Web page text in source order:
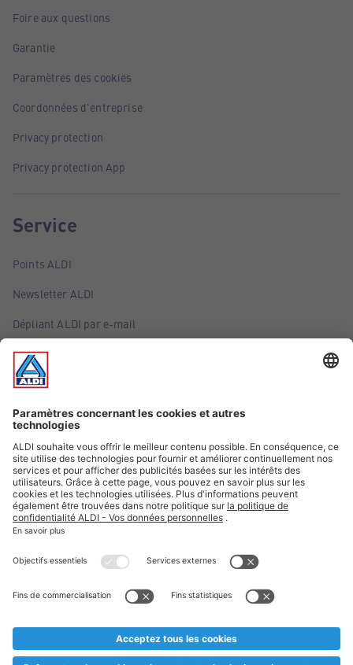
Foire aux questions
Garantie
Paramètres des cookies
Coordonnées d'entreprise
Privacy protection
Privacy protection App
Service
Points ALDI
Newsletter ALDI
Dépliant ALDI par e-mail
Offres
Infos essentielles
Suivez ALDI Belgique
Textes marqués d'un astérisque et mentions légales
* Nous vendons ces articles temporairement et jusqu'à
au cas où, malgré le planning bien étudié, nous serions
prématurément en rupture de stock. Prix Recupel et TVA incl.
** Sur ce site, l’utilisation de la forme masculine a été adoptée